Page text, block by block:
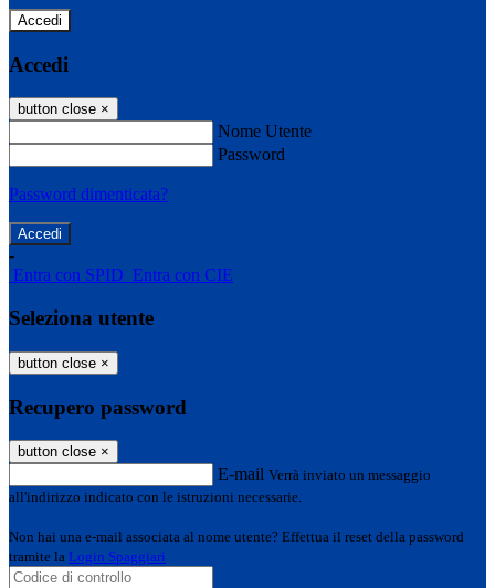
Accedi
Accedi
button close ×
Nome Utente
Password
Password dimenticata?
-
Entra con SPID Entra con CIE
Seleziona utente
button close ×
Recupero password
button close ×
E-mail Verrà inviato un messaggio
all'indirizzo indicato con le istruzioni necessarie.
Non hai una e-mail associata al nome utente? Effettua il reset della password
tramite la Login Spaggiari